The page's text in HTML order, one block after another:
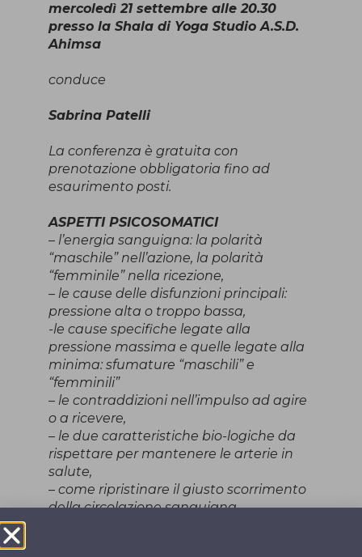
mercoledì 21 settembre alle 20.30
presso la Shala di Yoga Studio A.S.D.
Ahimsa
conduce
Sabrina Patelli
La conferenza è gratuita con
prenotazione obbligatoria fino ad
esaurimento posti.
ASPETTI PSICOSOMATICI
– l’energia sanguigna: la polarità
“maschile” nell’azione, la polarità
“femminile” nella ricezione,
– le cause delle disfunzioni principali:
pressione alta o troppo bassa,
-le cause specifiche legate alla
pressione massima e quelle legate alla
minima: sfumature “maschili” e
“femminili”
– le contraddizioni nell’impulso ad agire
o a ricevere,
– le due caratteristiche bio-logiche da
rispettare per mantenere le arterie in
salute,
– come ripristinare il giusto scorrimento
della circolazione sanguigna.